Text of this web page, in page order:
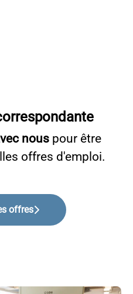
nous pour être
offres d'emploi.
offres